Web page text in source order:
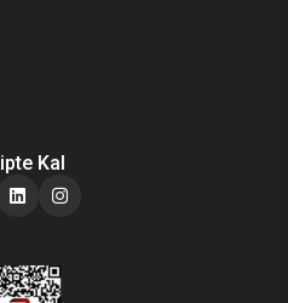
Kal